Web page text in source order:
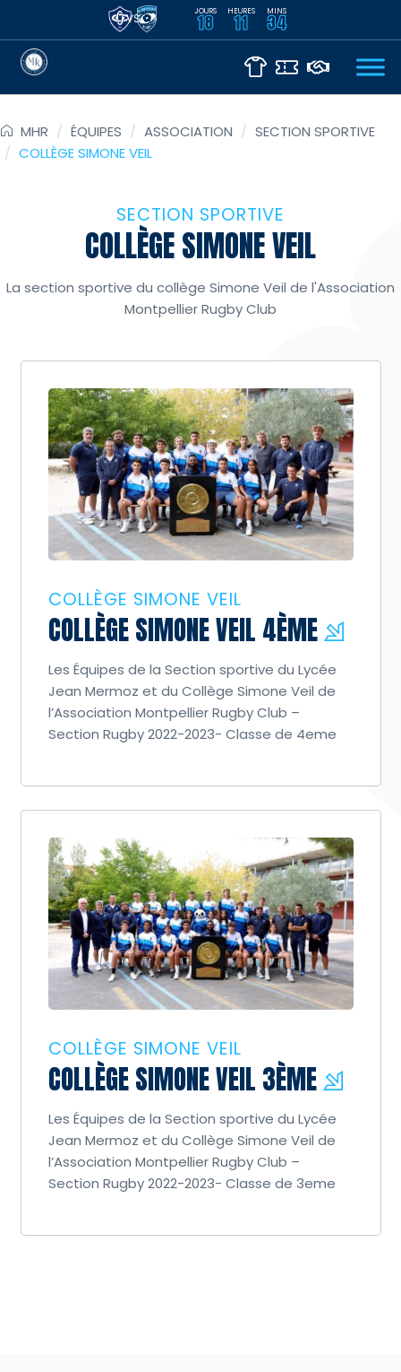
VS JOURS
18 HEURES
11 MINS
34
MHR / ÉQUIPES / ASSOCIATION / SECTION SPORTIVE
/ COLLÈGE SIMONE VEIL
SECTION SPORTIVE
COLLÈGE SIMONE VEIL
La section sportive du collège Simone Veil de l'Association
Montpellier Rugby Club
COLLÈGE SIMONE VEIL
COLLÈGE SIMONE VEIL 4ÈME
Les Équipes de la Section sportive du Lycée
Jean Mermoz et du Collège Simone Veil de
l’Association Montpellier Rugby Club –
Section Rugby 2022-2023- Classe de 4eme
COLLÈGE SIMONE VEIL
COLLÈGE SIMONE VEIL 3ÈME
Les Équipes de la Section sportive du Lycée
Jean Mermoz et du Collège Simone Veil de
l’Association Montpellier Rugby Club –
Section Rugby 2022-2023- Classe de 3eme